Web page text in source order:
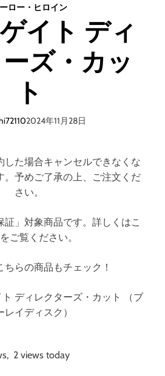
ン
ム
ロー・ヒロイン
イト ディ
ズ・カッ
ト
2024年11月28日
た場合キャンセルできなくな
。予めご了承の上、ご注文くだ
さい。
証」対象商品です。詳しくはこ
ご覧ください。
ちらの商品もチェック！
ト ディレクターズ・カット （ブ
レイディスク）
2 views today